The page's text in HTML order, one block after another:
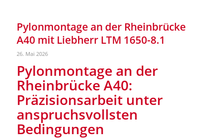
Pylonmontage an der Rheinbrücke
A40 mit Liebherr LTM 1650-8.1
26. Mai 2026
Pylonmontage an der
Rheinbrücke A40:
Präzisionsarbeit unter
anspruchsvollsten
Bedingungen